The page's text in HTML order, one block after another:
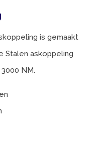
is gemaakt
Stalen askoppeling
NM.